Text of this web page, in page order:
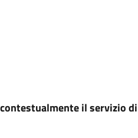
il servizio di